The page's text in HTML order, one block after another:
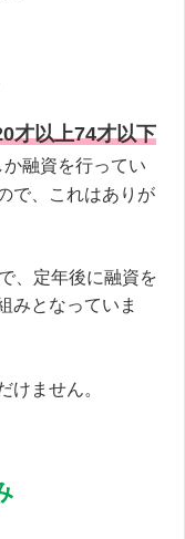
才以上74才以下
融資を行ってい
で、これはありが
、定年後に融資を
みとなっていま
ません。